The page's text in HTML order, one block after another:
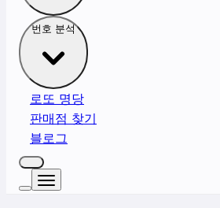
번호 분석
로또 명당
판매점 찾기
블로그